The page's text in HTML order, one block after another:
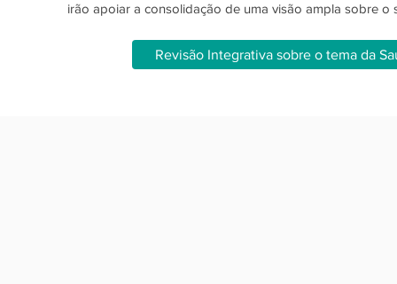
irão apoiar a consolidação de uma visão ampla sobre o
Revisão Integrativa sobre o tema da